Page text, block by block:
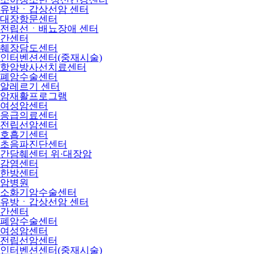
유방ㆍ갑상선암 센터
대장항문센터
전립선ㆍ배뇨장애 센터
간센터
췌장담도센터
인터벤션센터(중재시술)
항암방사선치료센터
폐암수술센터
알레르기 센터
암재활프로그램
여성암센터
응급의료센터
전립선암센터
호흡기센터
초음파진단센터
간담췌센터 위·대장암
감염센터
한방센터
암병원
소화기암수술센터
유방ㆍ갑상선암 센터
간센터
폐암수술센터
여성암센터
전립선암센터
인터벤션센터(중재시술)